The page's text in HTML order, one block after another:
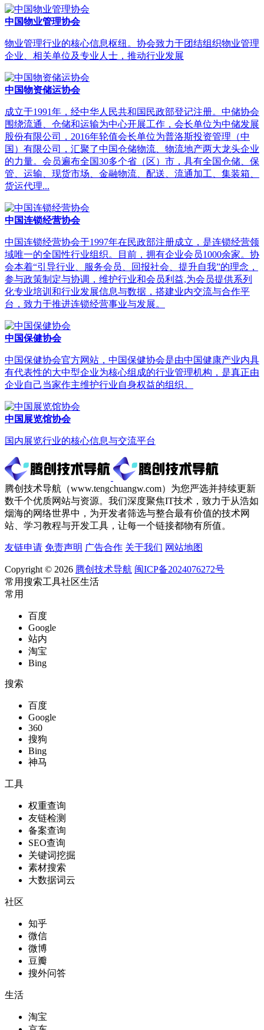
中国物业管理协会
物业管理行业的核心信息枢纽。协会致力于团结组织物业管理
企业、相关单位及专业人士，推动行业发展
中国物资储运协会
成立于1991年，经中华人民共和国民政部登记注册。中储协会
围绕流通、仓储和运输为中心开展工作，会长单位为中储发展
股份有限公司，2016年轮值会长单位为普洛斯投资管理（中
国）有限公司，汇聚了中国仓储物流、物流地产两大龙头企业
的力量。会员遍布全国30多个省（区）市，具有全国仓储、保
管、运输、现货市场、金融物流、配送、流通加工、集装箱、
货运代理...
中国连锁经营协会
中国连锁经营协会于1997年在民政部注册成立，是连锁经营领
域唯一的全国性行业组织。目前，拥有企业会员1000余家。协
会本着“引导行业、服务会员、回报社会、提升自我”的理念，
参与政策制定与协调，维护行业和会员利益,为会员提供系列
化专业培训和行业发展信息与数据，搭建业内交流与合作平
台，致力于推进连锁经营事业与发展。
中国保健协会
中国保健协会官方网站，中国保健协会是由中国健康产业内具
有代表性的大中型企业为核心组成的行业管理机构，是真正由
企业自己当家作主维护行业自身权益的组织。
中国展览馆协会
国内展览行业的核心信息与交流平台
腾创技术导航（www.tengchuangw.com）为您严选并持续更新
数千个优质网站与资源。我们深度聚焦IT技术，致力于从浩如
烟海的网络世界中，为开发者筛选与整合最有价值的技术网
站、学习教程与开发工具，让每一个链接都物有所值。
友链申请 免责声明 广告合作 关于我们 网站地图
Copyright © 2026 腾创技术导航 闽ICP备2024076272号
常用搜索工具社区生活
常用
百度
Google
站内
淘宝
Bing
搜索
百度
Google
360
搜狗
Bing
神马
工具
权重查询
友链检测
备案查询
SEO查询
关键词挖掘
素材搜索
大数据词云
社区
知乎
微信
微博
豆瓣
搜外问答
生活
淘宝